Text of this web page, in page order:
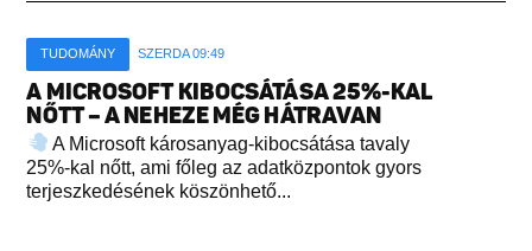
TUDOMÁNY SZERDA 09:49
A MICROSOFT KIBOCSÁTÁSA 25%-KAL
NŐTT – A NEHEZE MÉG HÁTRAVAN
A Microsoft károsanyag-kibocsátása tavaly
25%-kal nőtt, ami főleg az adatközpontok gyors
terjeszkedésének köszönhető...